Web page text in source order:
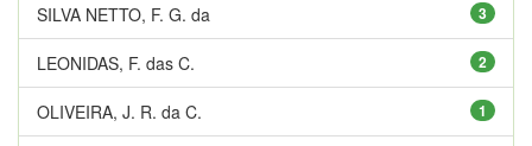
3
SILVA NETTO, F. G. da
2
LEONIDAS, F. das C.
1
OLIVEIRA, J. R. da C.